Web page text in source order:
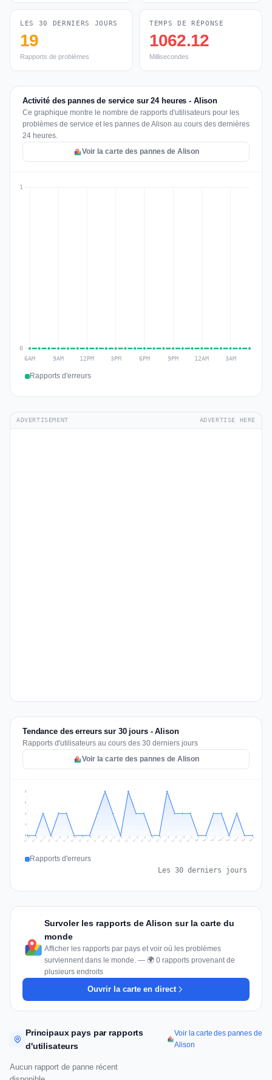
LES 30 DERNIERS JOURS
19
Rapports de problèmes
TEMPS DE RÉPONSE
1062.12
Millisecondes
Activité des pannes de service sur 24 heures - Alison
Ce graphique montre le nombre de rapports d'utilisateurs pour les
problèmes de service et les pannes de Alison au cours des dernières
24 heures.
Voir la carte des pannes de Alison
Rapports d'erreurs
ADVERTISEMENT ADVERTISE HERE
Tendance des erreurs sur 30 jours - Alison
Rapports d'utilisateurs au cours des 30 derniers jours
Voir la carte des pannes de Alison
1
1
2
2
Jul 10 Jul 11 Jul 12 Jul 13 Jul 14 Jul 15 Jul 16 Jul 17 Jul 18 Jul 19 Jul 20 Jul 21 Jul 22 Jul 23 Jul 24 Jul 25 Jul 26 Jul 27 Jul 28 Jul 29 Jul 30 Jul 31 Aug 1 Aug 2 Aug 3 Aug 4 Aug 5 Aug 6 Aug 7 Aug 8
Rapports d'erreurs
Les 30 derniers jours
Survoler les rapports de Alison sur la carte du
monde
Afficher les rapports par pays et voir où les problèmes
surviennent dans le monde. — 🌍 0 rapports provenant de
plusieurs endroits
Ouvrir la carte en direct
Principaux pays par rapports
d'utilisateurs
Voir la carte des pannes de
Alison
Aucun rapport de panne récent